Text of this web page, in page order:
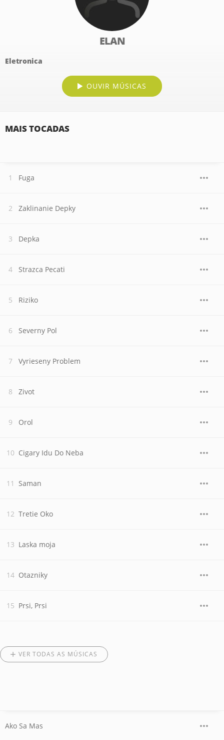
ELAN
Eletronica
OUVIR MÚSICAS
MAIS TOCADAS
Fuga
Zaklinanie Depky
Depka
Strazca Pecati
Riziko
Severny Pol
Vyrieseny Problem
Zivot
Orol
Cigary Idu Do Neba
Saman
Tretie Oko
Laska moja
Otazniky
Prsi, Prsi
VER TODAS AS MÚSICAS
Ako Sa Mas